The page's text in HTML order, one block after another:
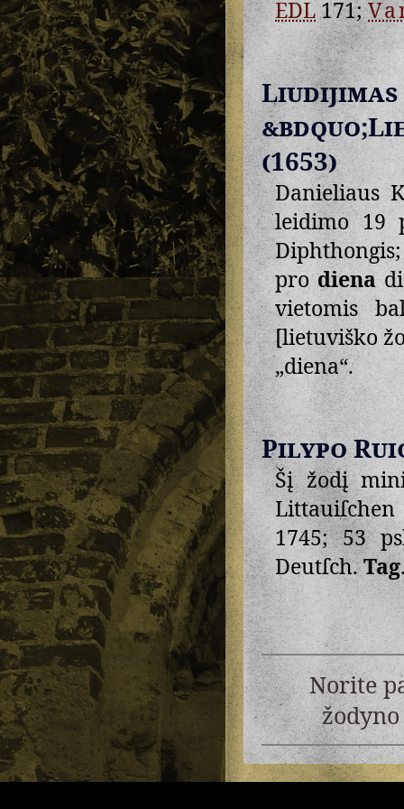
EDL171;
(1653)
Danieliaus
leidimo 19
prodiena
vietomis
[lietuviško
„diena“.
Pilypo
Šį žodį
1745; 53
Deutſch.Tag
Norite